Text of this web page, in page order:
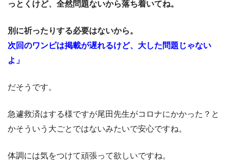
っとくけど、全然問題ないから落ち着いてね。
別に祈ったりする必要はないから。
次回のワンピは掲載が遅れるけど、大した問題じゃない
よ」
だそうです。
急遽救済はする様ですが尾田先生がコロナにかかった？と
かそういう大ごとではないみたいで安心ですね。
体調には気をつけて頑張って欲しいですね。